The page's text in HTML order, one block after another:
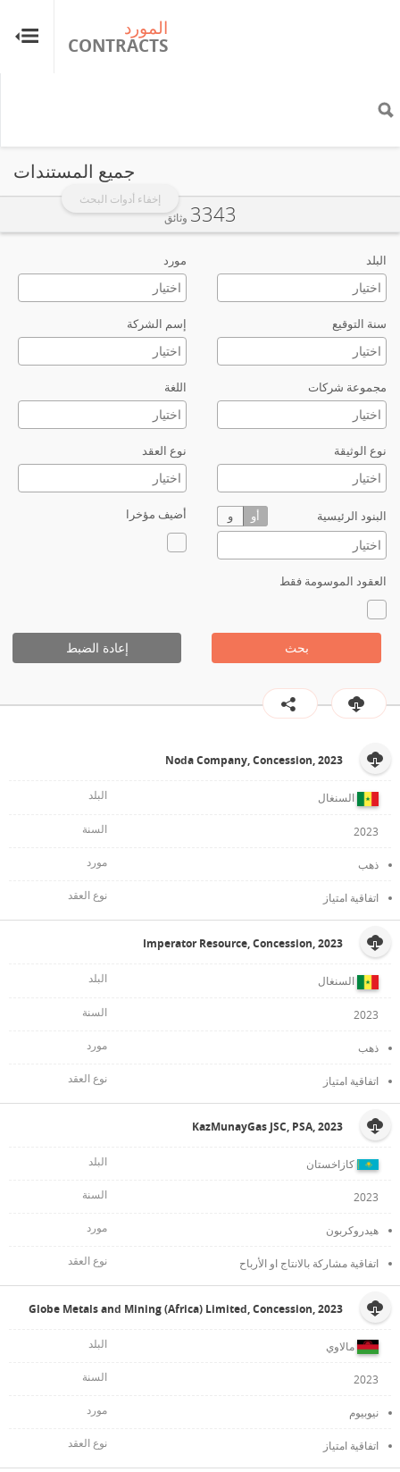
المورد
CONTRACTS
إخفاء أدوات البحث
جميع المستندات
البلد مورد
سنة التوقيع إسم الشركة
مجموعة شركات اللغة
نوع الوثيقة نوع العقد
البنود الرئيسية أو و أضيف مؤخرا
العقود الموسومة فقط
بحث إعادة الضبط
3343 وثائق
Noda Company, Concession, 2023
السنغال
2023
ذهب
اتفاقية امتياز
Imperator Resource, Concession, 2023
السنغال
2023
ذهب
اتفاقية امتياز
KazMunayGas JSC, PSA, 2023
كازاخستان
2023
هيدروكربون
اتفاقية مشاركة بالانتاج او الأرباح
Globe Metals and Mining (Africa) Limited, Concession, 2023
مالاوي
2023
نيوبيوم
اتفاقية امتياز